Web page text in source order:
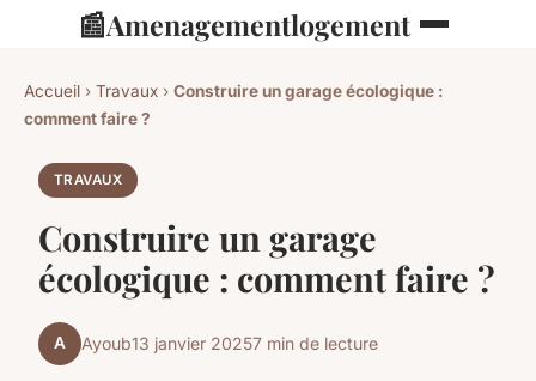
📰Amenagementlogement
Accueil › Travaux › Construire un garage écologique :
comment faire ?
TRAVAUX
Construire un garage
écologique : comment faire ?
A Ayoub13 janvier 20257 min de lecture